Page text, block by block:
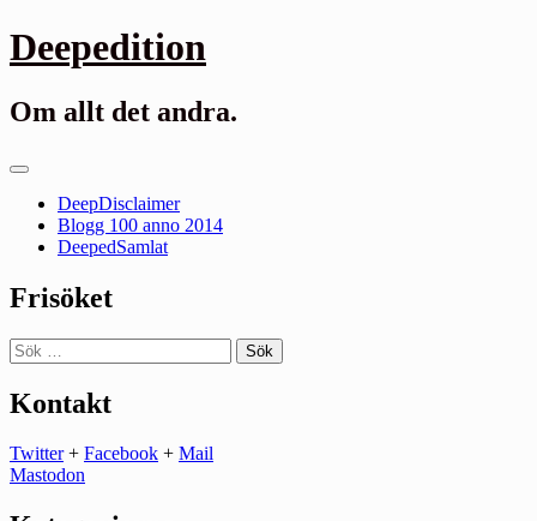
Gå
till
Deepedition
Om allt det andra.
Primär
DeepDisclaimer
Blogg 100 anno 2014
DeepedSamlat
Frisöket
Sök
efter:
Kontakt
Twitter+ Facebook + Mail
Mastodon